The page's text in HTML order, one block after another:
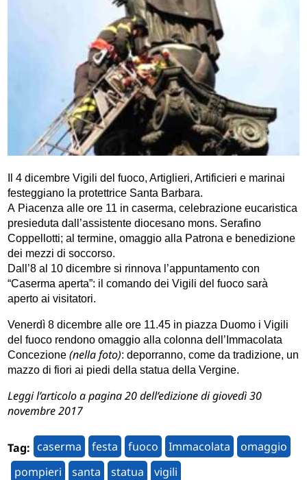
Il 4 dicembre Vigili del fuoco, Artiglieri, Artificieri e marinai
festeggiano la protettrice Santa Barbara.
A Piacenza alle ore 11 in caserma, celebrazione eucaristica
presieduta dall’assistente diocesano mons. Serafino
Coppellotti; al termine, omaggio alla Patrona e benedizione
dei mezzi di soccorso.
Dall’8 al 10 dicembre si rinnova l’appuntamento con
“Caserma aperta”: il comando dei Vigili del fuoco sarà
aperto ai visitatori.
Venerdì 8 dicembre alle ore 11.45 in piazza Duomo i Vigili
del fuoco rendono omaggio alla colonna dell’Immacolata
Concezione(nella foto): deporranno, come da tradizione, un
mazzo di fiori ai piedi della statua della Vergine.
Leggi l’articolo a pagina 20 dell’edizione di giovedì 30
novembre 2017
Tag: caserma festa fuoco Immacolata
omaggio
pompieri
santa statua vigili